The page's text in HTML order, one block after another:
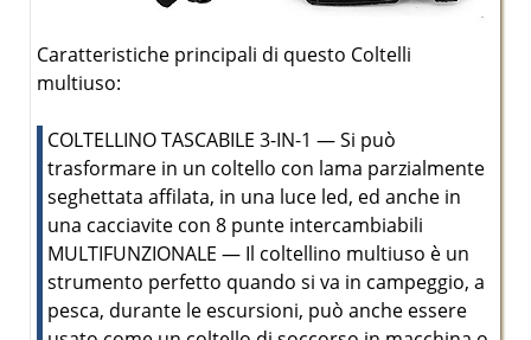
Caratteristiche principali di questo Coltelli
multiuso:
COLTELLINO TASCABILE 3-IN-1 — Si può
trasformare in un coltello con lama parzialmente
seghettata affilata, in una luce led, ed anche in
una cacciavite con 8 punte intercambiabili
MULTIFUNZIONALE — Il coltellino multiuso è un
strumento perfetto quando si va in campeggio, a
pesca, durante le escursioni, può anche essere